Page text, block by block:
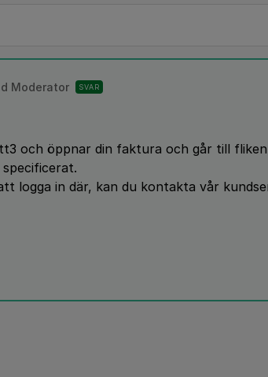
Moderator SVAR
och öppnar din faktura och går till
logga in där, kan du kontakta vår